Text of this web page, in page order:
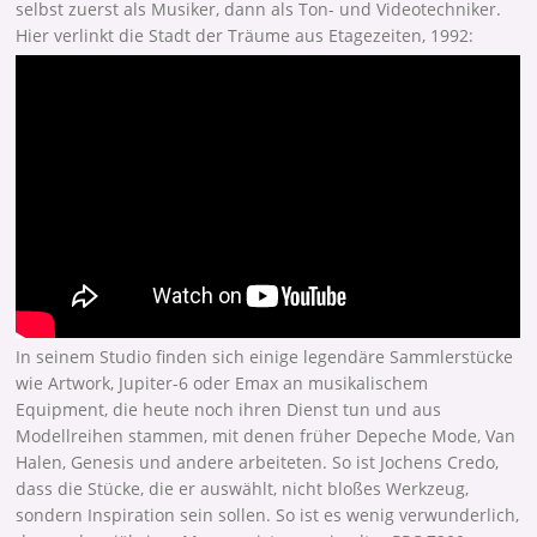
selbst zuerst als Musiker, dann als Ton- und Videotechniker.
Hier verlinkt die Stadt der Träume aus Etagezeiten, 1992:
In seinem Studio finden sich einige legendäre Sammlerstücke
wie Artwork, Jupiter-6 oder Emax an musikalischem
Equipment, die heute noch ihren Dienst tun und aus
Modellreihen stammen, mit denen früher Depeche Mode, Van
Halen, Genesis und andere arbeiteten. So ist Jochens Credo,
dass die Stücke, die er auswählt, nicht bloßes Werkzeug,
sondern Inspiration sein sollen. So ist es wenig verwunderlich,